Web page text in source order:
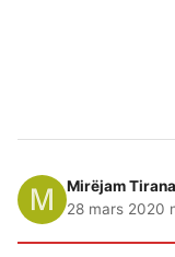
Mirëjam Tirana
28 mars 2020